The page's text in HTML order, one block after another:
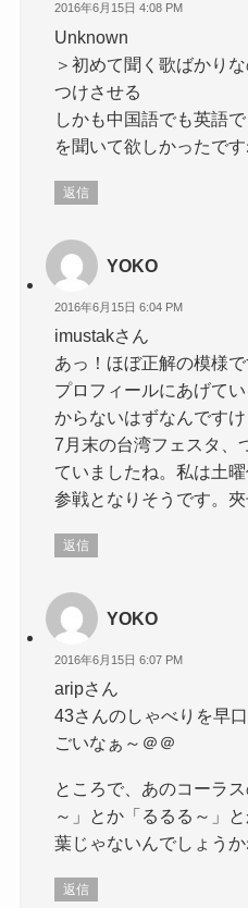
2016年6月15日 4:08 PM
Unknown
＞初めて聞く歌ばかり
つけさせる
しかも中国語でも英語
を聞いて欲しかったです
返信
YOKO
2016年6月15日 6:04 PM
imustakさん
あっ！ほぼ正解の模様
プロフィールにあげて
からないはずなんですけ
7月末の台湾フェスタ、
ていましたね。私は土
参戦となりそうです。夾
返信
YOKO
2016年6月15日 6:07 PM
aripさん
43さんのしゃべりを早
ごいなぁ～＠＠
ところで、あのコーラ
～」とか「るるる～」
葉じゃないんでしょうか
返信